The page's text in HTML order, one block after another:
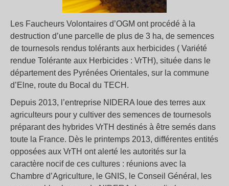
Les Faucheurs Volontaires d’OGM ont procédé à la
destruction d’une parcelle de plus de 3 ha, de semences
de tournesols rendus tolérants aux herbicides ( Variété
rendue Tolérante aux Herbicides : VrTH), située dans le
département des Pyrénées Orientales, sur la commune
d’Elne, route du Bocal du TECH.
Depuis 2013, l’entreprise NIDERA loue des terres aux
agriculteurs pour y cultiver des semences de tournesols
préparant des hybrides VrTH destinés à être semés dans
toute la France. Dès le printemps 2013, différentes entités
opposées aux VrTH ont alerté les autorités sur la
caractère nocif de ces cultures : réunions avec la
Chambre d’Agriculture, le GNIS, le Conseil Général, les